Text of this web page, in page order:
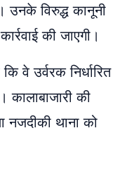
उनके विरुद्ध कानूनी
की जाएगी।
वे उर्वरक निर्धारित
कालाबाजारी की
नजदीकी थाना को